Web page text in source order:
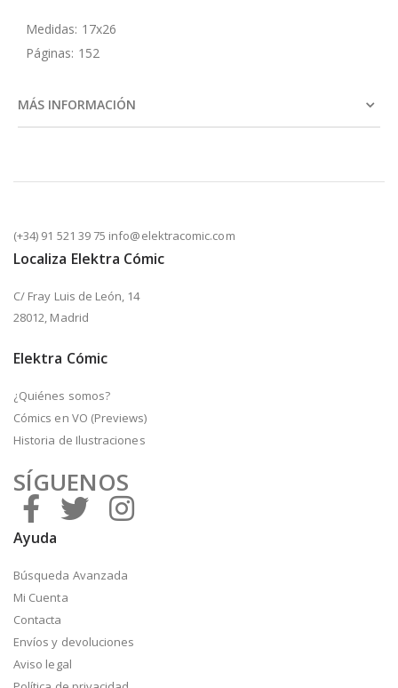
Medidas: 17x26
Páginas: 152
MÁS INFORMACIÓN
(+34) 91 521 39 75 info@elektracomic.com
Localiza Elektra Cómic
C/ Fray Luis de León, 14
28012, Madrid
Elektra Cómic
¿Quiénes somos?
Cómics en VO (Previews)
Historia de Ilustraciones
SÍGUENOS
Ayuda
Búsqueda Avanzada
Mi Cuenta
Contacta
Envíos y devoluciones
Aviso legal